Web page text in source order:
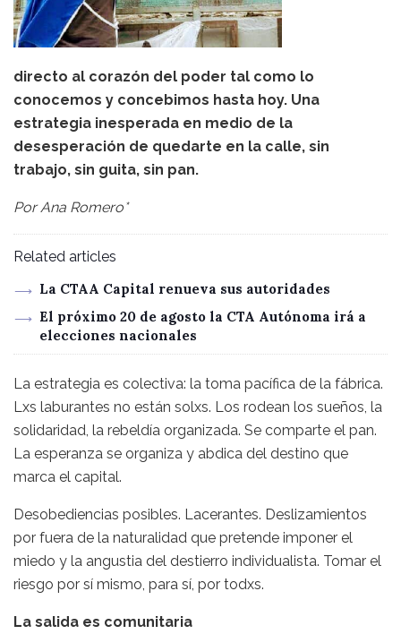
directo al corazón del poder tal como lo
conocemos y concebimos hasta hoy. Una
estrategia inesperada en medio de la
desesperación de quedarte en la calle, sin
trabajo, sin guita, sin pan.
Por Ana Romero*
Related articles
La CTAA Capital renueva sus autoridades
El próximo 20 de agosto la CTA Autónoma irá a
elecciones nacionales
La estrategia es colectiva: la toma pacífica de la fábrica.
Lxs laburantes no están solxs. Los rodean los sueños, la
solidaridad, la rebeldía organizada. Se comparte el pan.
La esperanza se organiza y abdica del destino que
marca el capital.
Desobediencias posibles. Lacerantes. Deslizamientos
por fuera de la naturalidad que pretende imponer el
miedo y la angustia del destierro individualista. Tomar el
riesgo por sí mismo, para sí, por todxs.
La salida es comunitaria